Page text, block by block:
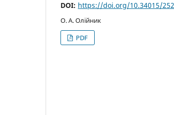
DOI: https://doi.org/10.34015/
О. А. Олійник
PDF